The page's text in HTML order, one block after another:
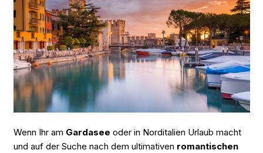
Ihr
auf
Teneriffa
machen
solltet“
Wenn Ihr am Gardasee oder in Norditalien Urlaub macht
und auf der Suche nach dem ultimativen romantischen